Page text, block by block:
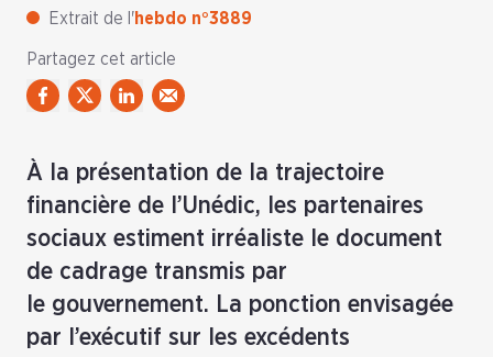
Extrait de l'hebdo n°3889
Partagez cet article
À la présentation de la trajectoire
financière de l’Unédic, les partenaires
sociaux estiment irréaliste le document
de cadrage transmis par
le gouvernement. La ponction envisagée
par l’exécutif sur les excédents